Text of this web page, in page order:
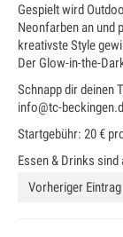
Galerie
Impressum
Kontakt
Gespielt wird
Neonfarben an und
kreativste Style
Der Glow-in-the-
Schnapp dir deinen
info@tc-
Startgebühr: 20 €
Essen & Drinks sind
Vorheriger Eintrag